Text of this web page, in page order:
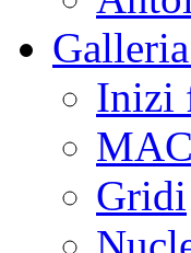
Inizi
MAC
Gridi